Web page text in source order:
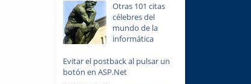
Otras 101 citas
célebres del
mundo de la
informática
Evitar el postback al pulsar un
botón en ASP.Net